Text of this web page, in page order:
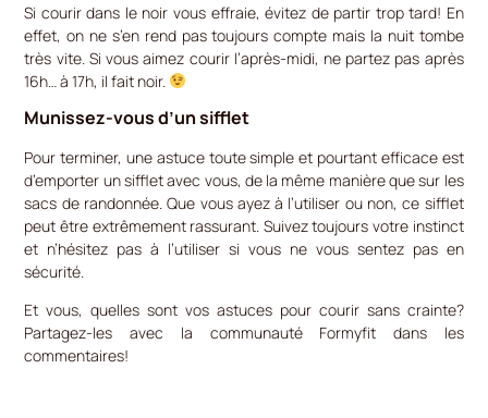
Si courir dans le noir vous effraie, évitez de partir trop tard! En
effet, on ne s’en rend pas toujours compte mais la nuit tombe
très vite. Si vous aimez courir l’après-midi, ne partez pas après
16h… à 17h, il fait noir.
Munissez-vous d’un sifflet
Pour terminer, une astuce toute simple et pourtant efficace est
d’emporter un sifflet avec vous, de la même manière que sur les
sacs de randonnée. Que vous ayez à l’utiliser ou non, ce sifflet
peut être extrêmement rassurant. Suivez toujours votre instinct
et n’hésitez pas à l’utiliser si vous ne vous sentez pas en
sécurité.
Et vous, quelles sont vos astuces pour courir sans crainte?
Partagez-les avec la communauté Formyfit dans les
commentaires!